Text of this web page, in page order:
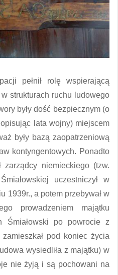
pełnił rolę wspierającą
strukturach ruchu ludowego
były dość bezpiecznym (o
lata wojny) miejscem
były bazą zaopatrzeniową
kontyngentowych. Ponadto
niemieckiego (tzw.
uczestniczył w
1939r., a potem przebywał w
prowadzeniem majątku
Śmiałowski po powrocie z
pod koniec życia
wysiedliła z majątku) w
nie żyją i są pochowani na